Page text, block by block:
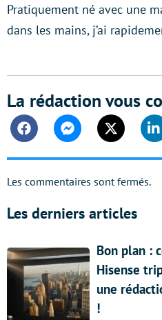
Pratiquement né avec une
dans les mains, j’ai
La rédaction vous
FacebookMessengerTwitter
Les commentaires sont fermés.
Les derniers articles
Bon plan :
Hisense
une
!